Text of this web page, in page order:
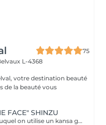
75
L-4368
votre destination beauté
de la beauté vous
FACE" SHINZU
Massage ayurvédique du visage auquel on utilise un kansa guérisseur de L'Inde. Celui-ci permet de rééquilibrer les énergies au corps, agit sur des points d'acupression pour améliorer la circulation, détendre les muscles, drainer, anti-stresse et raffermir l'ovale du visage. Résultats: *Détente *Peau lumineuse *Amélioration du tonus musculaire *Diminution des tensions faciales *Améliore les maux de tête *Anti-stress *Draine